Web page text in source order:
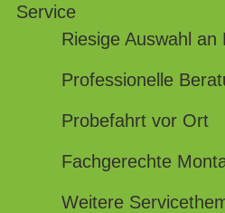
Service
Riesige Auswahl
Professionelle
Probefahrt vor Ort
Fachgerechte
Weitere